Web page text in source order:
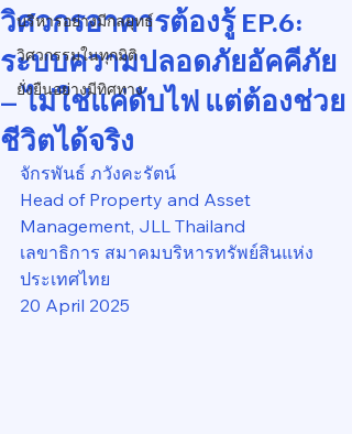
บริหารอย่างมีกลยุทธ์
วิศวกรรมในทุกมิติ
ยั่งยืนอย่างมีทิศทาง
วิศวกรอาคารต้องรู้ EP.6:
ระบบความปลอดภัยอัคคีภัย
– ไม่ใช่แค่ดับไฟ แต่ต้องช่วย
ชีวิตได้จริง
จักรพันธ์ ภวังคะรัตน์
Head of Property and Asset
Management, JLL Thailand
เลขาธิการ สมาคมบริหารทรัพย์สินแห่ง
ประเทศไทย
20 April 2025